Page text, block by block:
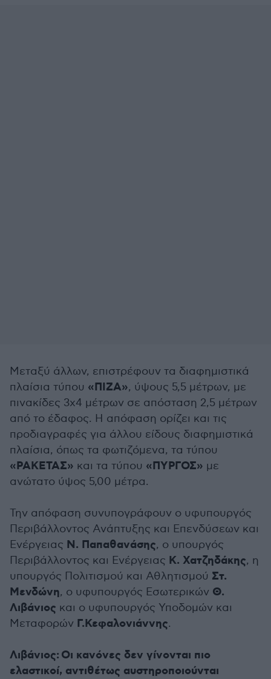
Μεταξύ άλλων, επιστρέφουν τα διαφημιστικά
πλαίσια τύπου «ΠΙΖΑ», ύψους 5,5 μέτρων, με
πινακίδες 3x4 μέτρων σε απόσταση 2,5 μέτρων
από το έδαφος. Η απόφαση ορίζει και τις
προδιαγραφές για άλλου είδους διαφημιστικά
πλαίσια, όπως τα φωτιζόμενα, τα τύπου
«ΡΑΚΕΤΑΣ» και τα τύπου «ΠΥΡΓΟΣ» με
ανώτατο ύψος 5,00 μέτρα.
Την απόφαση συνυπογράφουν ο υφυπουργός
Περιβάλλοντος Ανάπτυξης και Επενδύσεων και
Ενέργειας Ν. Παπαθανάσης, ο υπουργός
Περιβάλλοντος και Ενέργειας Κ. Χατζηδάκης, η
υπουργός Πολιτισμού και Αθλητισμού Στ.
Μενδώνη, ο υφυπουργός Εσωτερικών Θ.
Λιβάνιος και ο υφυπουργός Υποδομών και
Μεταφορών Γ.Κεφαλονιάννης.
Λιβάνιος: Οι κανόνες δεν γίνονται πιο
ελαστικοί, αντιθέτως αυστηροποιούνται